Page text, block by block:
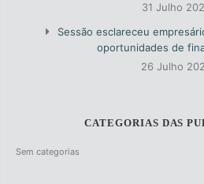
31 Julho
Sessão esclareceu
oportunidades de
26 Julho
CATEGORIAS DAS
Sem categorias